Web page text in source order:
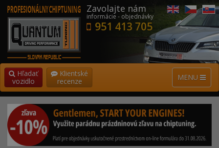
Zavolajte nám
informácie - objednávky
951 413 705
MENU
Hľadať
vozidlo
Klientské
recenze